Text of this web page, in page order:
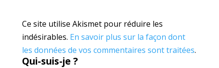
Ce site utilise Akismet pour réduire les
indésirables. En savoir plus sur la façon dont
les données de vos commentaires sont traitées.
Qui-suis-je ?